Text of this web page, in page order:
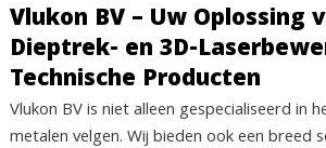
Vlukon BV – Uw Oplossing
Dieptrek- en 3D-
Technische Producten
Vlukon BV is niet alleen gespecialiseerd in
metalen velgen. Wij bieden ook een breed